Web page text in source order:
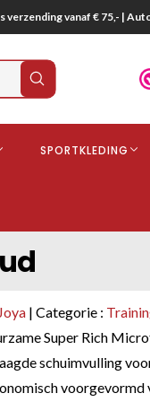
verzending vanaf € 75,- |
SPORTKLEDING
Joya | Categorie :
Super Rich
schuimvulling
voorgevormd